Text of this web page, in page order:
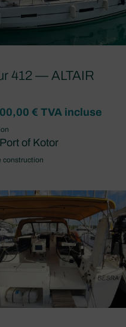
412 — ALTAIR
€ TVA incluse
of Kotor
construction